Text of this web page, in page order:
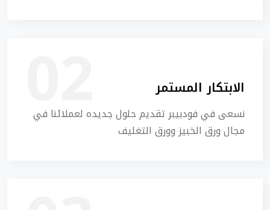
الابتكار المستمر
نسعى في فودبيبر تقديم حلول جديده لعملائنا في
مجال ورق الخبيز وورق التغليف